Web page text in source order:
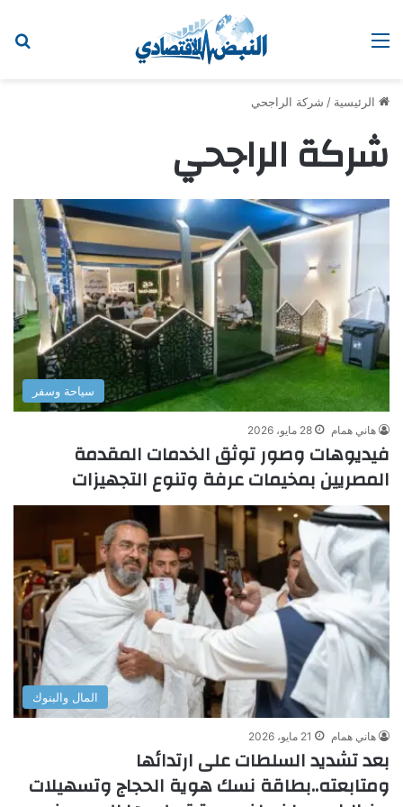
القائمة
الرئيسية / شركة الراجحي
شركة الراجحي
سياحة وسفر
هاني همام 28 مايو، 2026
فيديوهات وصور توثق الخدمات المقدمة
المصريين بمخيمات عرفة وتنوع التجهيزات
المال والبنوك
هاني همام 21 مايو، 2026
بعد تشديد السلطات على ارتدائها
ومتابعته..بطاقة نسك هوية الحجاج وتسهيلات